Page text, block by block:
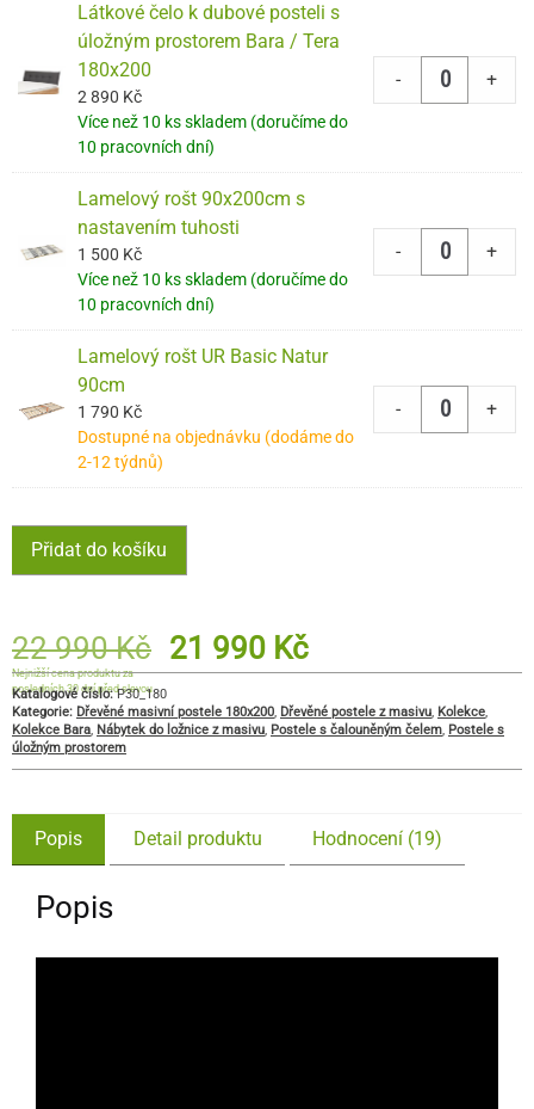
Látkové čelo k dubové posteli s
úložným prostorem Bara / Tera
180x200
2 890 Kč
Více než 10 ks skladem (doručíme do
10 pracovních dní)
- +
Lamelový rošt 90x200cm s
nastavením tuhosti
1 500 Kč
Více než 10 ks skladem (doručíme do
10 pracovních dní)
- +
Lamelový rošt UR Basic Natur
90cm
1 790 Kč
Dostupné na objednávku (dodáme do
2-12 týdnů)
- +
Přidat do košíku
22 990Kč
Nejnižší cena produktu za
posledních 30 dní před slevou
21 990 Kč
Katalogové číslo:P30_180
Kategorie: Dřevěné masivní postele 180x200, Dřevěné postele z masivu, Kolekce,
Kolekce Bara, Nábytek do ložnice z masivu, Postele s čalouněným čelem, Postele s
úložným prostorem
Popis Detail produktu Hodnocení (19)
Popis